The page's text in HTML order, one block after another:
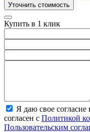
Уточнить стоимость
Купить в 1 клик
Я даю свое согласие
согласен с Политикой
Пользовательским